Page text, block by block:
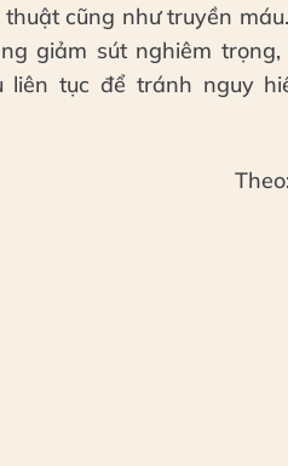
cũng như truyền
giảm sút nghiêm
tục để tránh nguy